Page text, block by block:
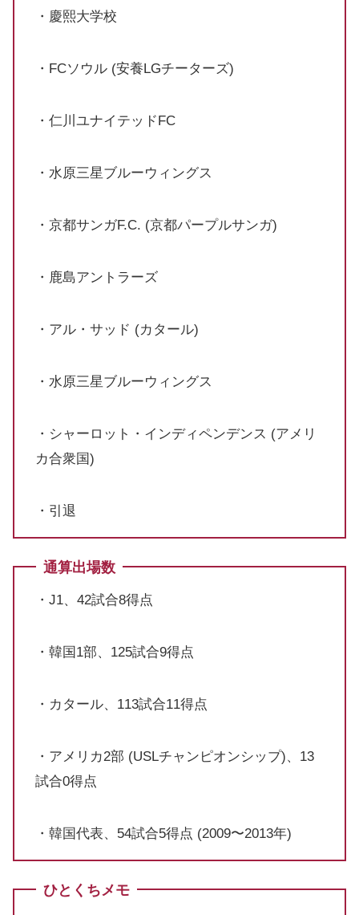
・慶熙大学校
・FCソウル (安養LGチーターズ)
・仁川ユナイテッドFC
・水原三星ブルーウィングス
・京都サンガF.C. (京都パープルサンガ)
・鹿島アントラーズ
・アル・サッド (カタール)
・水原三星ブルーウィングス
・シャーロット・インディペンデンス (アメリ
カ合衆国)
・引退
通算出場数
・J1、42試合8得点
・韓国1部、125試合9得点
・カタール、113試合11得点
・アメリカ2部 (USLチャンピオンシップ)、13
試合0得点
・韓国代表、54試合5得点 (2009〜2013年)
ひとくちメモ